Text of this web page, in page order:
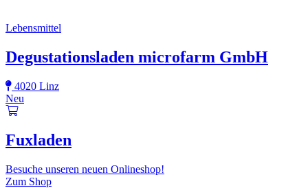
Lebensmittel
Degustationsladen microfarm GmbH
4020 Linz
Neu
Fuxladen
Besuche unseren neuen Onlineshop!
Zum Shop